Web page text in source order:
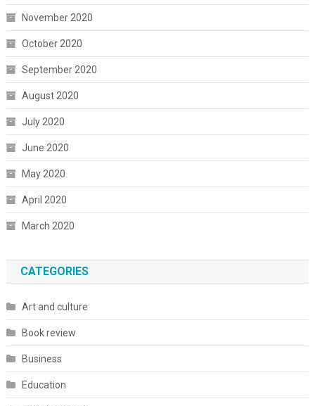
November 2020
October 2020
September 2020
August 2020
July 2020
June 2020
May 2020
April 2020
March 2020
CATEGORIES
Art and culture
Book review
Business
Education